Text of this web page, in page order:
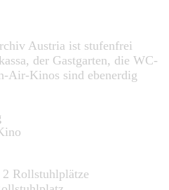
Austria ist stufenfrei
der Gastgarten, die WC-
Air-Kinos sind ebenerdig
Rollstuhlplätze